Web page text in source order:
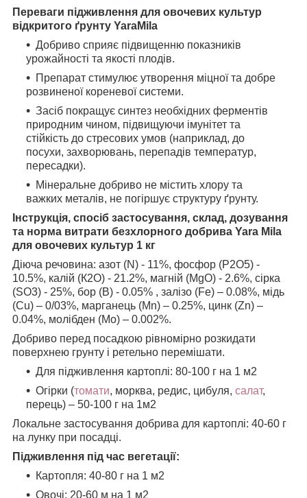
Переваги підживлення для овочевих культур
відкритого ґрунту YaraMila
Добриво сприяє підвищенню показників
урожайності та якості плодів.
Препарат стимулює утворення міцної та добре
розвиненої кореневої системи.
Засіб покращує синтез необхідних ферментів
природним чином, підвищуючи імунітет та
стійкість до стресових умов (наприклад, до
посухи, захворювань, перепадів температур,
пересадки).
Мінеральне добриво не містить хлору та
важких металів, не погіршує структуру ґрунту.
Інструкція, спосіб застосування, склад, дозування
та норма витрати безхлорного добрива Yara Mila
для овочевих культур 1 кг
Діюча речовина: азот (N) - 11%, фосфор (Р2О5) -
10.5%, калій (К2О) - 21.2%, магній (MgO) - 2.6%, сірка
(SO3) - 25%, бор (B) - 0.05% , залізо (Fe) – 0.08%, мідь
(Сu) – 0/03%, марганець (Mn) – 0.25%, цинк (Zn) –
0.04%, молібден (Mo) – 0.002%.
Добриво перед посадкою рівномірно розкидати
поверхнею грунту і ретельно перемішати.
Для підживлення картоплі: 80-100 г на 1 м2
Огірки (томати, морква, редис, цибуля, салат,
перець) – 50-100 г на 1м2
Локальне застосування добрива для картоплі: 40-60 г
на лунку при посадці.
Підживлення під час вегетації:
Картопля: 40-80 г на 1 м2
Овочі: 20-60 м на 1 м2